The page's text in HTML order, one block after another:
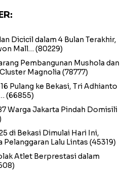
Dicicil dalam 4 Bulan Terakhir,
Mall… (80229)
Pembangunan Mushola dan
Magnolia (78777)
Pulang ke Bekasi, Tri Adhianto
(66855)
Warga Jakarta Pindah Domisili
di Bekasi Dimulai Hari Ini,
Pelanggaran Lalu Lintas (45319)
Atlet Berprestasi dalam